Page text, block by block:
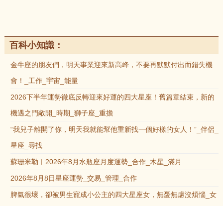
百科小知識：
金牛座的朋友們，明天事業迎來新高峰，不要再默默付出而錯失機
會！_工作_宇宙_能量
2026下半年運勢徹底反轉迎來好運的四大星座！舊篇章結束，新的
機遇之門敞開_時期_獅子座_重擔
“我兒子離開了你，明天我就能幫他重新找一個好樣的女人！”_伴侶_
星座_尋找
蘇珊米勒︱2026年8月水瓶座月度運勢_合作_木星_滿月
2026年8月8日星座運勢_交易_管理_合作
脾氣很壞，卻被男生寵成小公主的四大星座女，無憂無慮沒煩惱_女